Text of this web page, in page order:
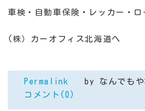
車検・自動車保険・レッカー・
(株）カーオフィス北海道へ
Permalink by なんでもや
コメント(0)